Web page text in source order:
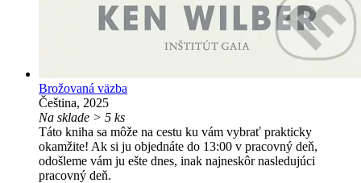
Brožovaná väzba
Čeština, 2025
Na sklade > 5 ks
Táto kniha sa môže na cestu ku vám vybrať prakticky
okamžite! Ak si ju objednáte do 13:00 v pracovný deň,
odošleme vám ju ešte dnes, inak najneskôr nasledujúci
pracovný deň.